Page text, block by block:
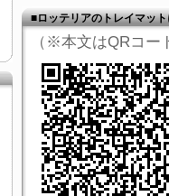
■ロッテリアのトレイマッ
（※本文はQRコー